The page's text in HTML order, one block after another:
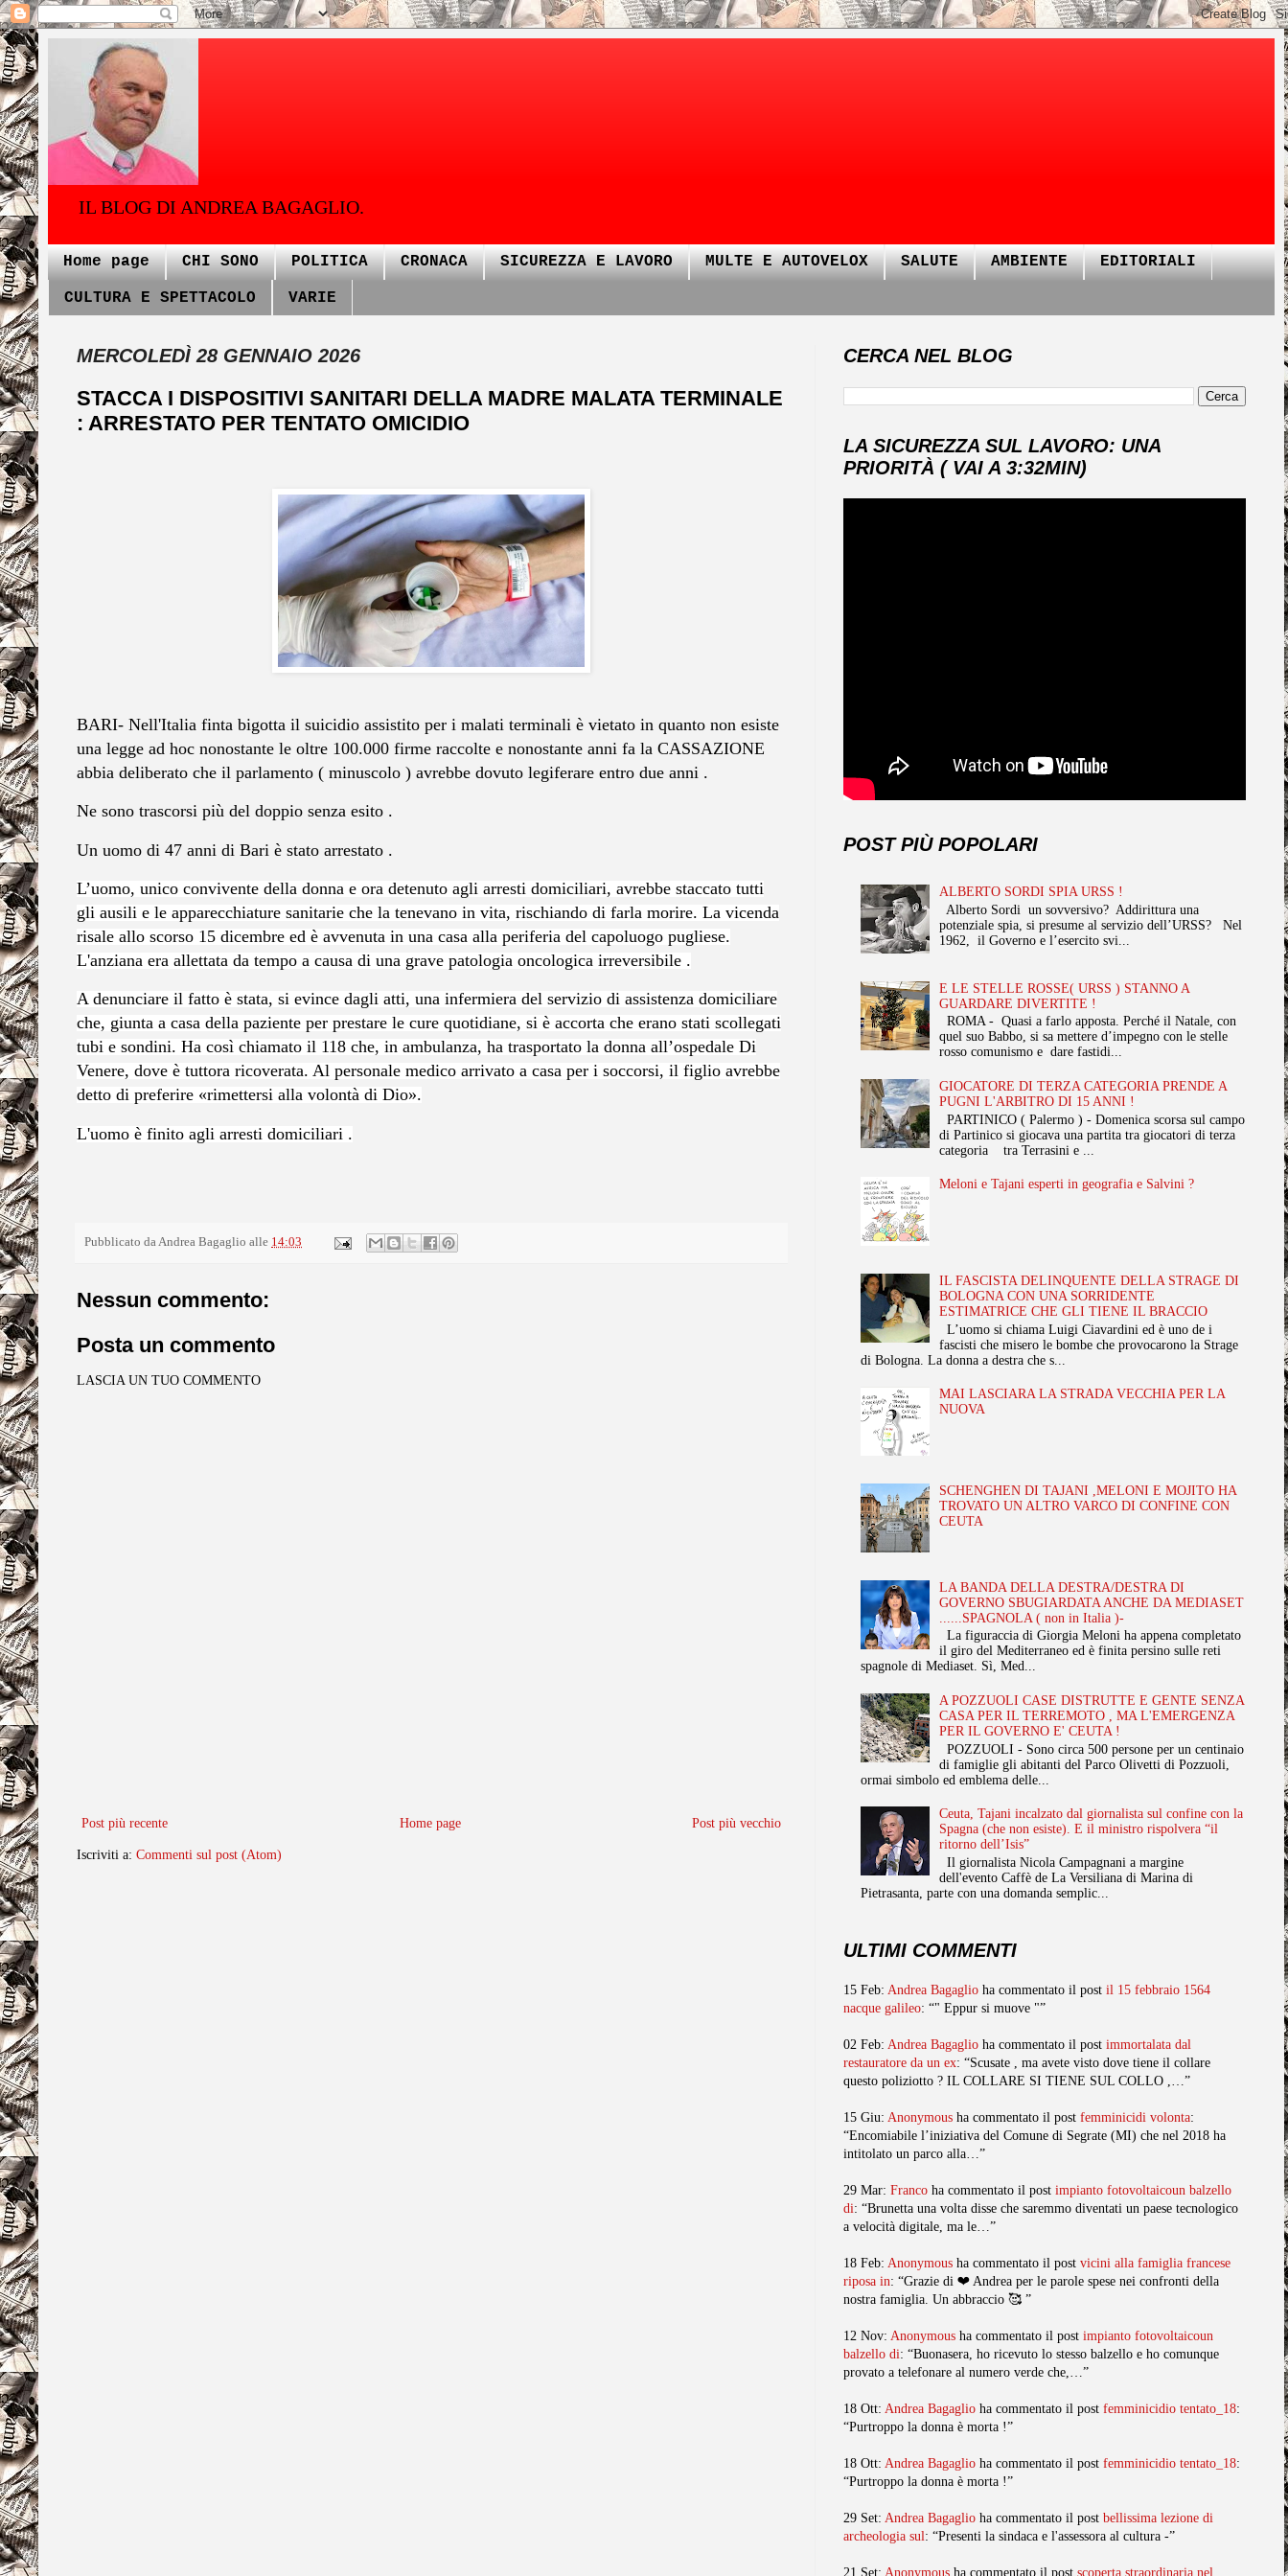
IL BLOG DI ANDREA BAGAGLIO.
Home page CHI SONO POLITICA CRONACA SICUREZZA E LAVORO MULTE E AUTOVELOX SALUTE AMBIENTE EDITORIALI
CULTURA E SPETTACOLO VARIE
MERCOLEDÌ 28 GENNAIO 2026
STACCA I DISPOSITIVI SANITARI DELLA MADRE MALATA TERMINALE
: ARRESTATO PER TENTATO OMICIDIO
BARI- Nell'Italia finta bigotta il suicidio assistito per i malati terminali è vietato in quanto non esiste
una legge ad hoc nonostante le oltre 100.000 firme raccolte e nonostante anni fa la CASSAZIONE
abbia deliberato che il parlamento ( minuscolo ) avrebbe dovuto legiferare entro due anni .
Ne sono trascorsi più del doppio senza esito .
Un uomo di 47 anni di Bari è stato arrestato .
L’uomo, unico convivente della donna e ora detenuto agli arresti domiciliari, avrebbe staccato tutti
gli ausili e le apparecchiature sanitarie che la tenevano in vita, rischiando di farla morire. La vicenda
risale allo scorso 15 dicembre ed è avvenuta in una casa alla periferia del capoluogo pugliese.
L'anziana era allettata da tempo a causa di una grave patologia oncologica irreversibile .
A denunciare il fatto è stata, si evince dagli atti, una infermiera del servizio di assistenza domiciliare
che, giunta a casa della paziente per prestare le cure quotidiane, si è accorta che erano stati scollegati
tubi e sondini. Ha così chiamato il 118 che, in ambulanza, ha trasportato la donna all’ospedale Di
Venere, dove è tuttora ricoverata. Al personale medico arrivato a casa per i soccorsi, il figlio avrebbe
detto di preferire «rimettersi alla volontà di Dio».
L'uomo è finito agli arresti domiciliari .
Pubblicato daAndrea Bagaglio alle 14:03
Nessun commento:
Posta un commento
LASCIA UN TUO COMMENTO
Post più recente Post più vecchio
Home page
Iscriviti a: Commenti sul post (Atom)
CERCA NEL BLOG
LA SICUREZZA SUL LAVORO: UNA
PRIORITÀ ( VAI A 3:32MIN)
POST PIÙ POPOLARI
ALBERTO SORDI SPIA URSS !
Alberto Sordi un sovversivo? Addirittura una
potenziale spia, si presume al servizio dell’URSS? Nel
1962, il Governo e l’esercito svi...
E LE STELLE ROSSE( URSS ) STANNO A
GUARDARE DIVERTITE !
ROMA - Quasi a farlo apposta. Perché il Natale, con
quel suo Babbo, si sa mettere d’impegno con le stelle
rosso comunismo e dare fastidi...
GIOCATORE DI TERZA CATEGORIA PRENDE A
PUGNI L'ARBITRO DI 15 ANNI !
PARTINICO ( Palermo ) - Domenica scorsa sul campo
di Partinico si giocava una partita tra giocatori di terza
categoria tra Terrasini e ...
Meloni e Tajani esperti in geografia e Salvini ?
IL FASCISTA DELINQUENTE DELLA STRAGE DI
BOLOGNA CON UNA SORRIDENTE
ESTIMATRICE CHE GLI TIENE IL BRACCIO
L’uomo si chiama Luigi Ciavardini ed è uno de i
fascisti che misero le bombe che provocarono la Strage
di Bologna. La donna a destra che s...
MAI LASCIARA LA STRADA VECCHIA PER LA
NUOVA
SCHENGHEN DI TAJANI ,MELONI E MOJITO HA
TROVATO UN ALTRO VARCO DI CONFINE CON
CEUTA
LA BANDA DELLA DESTRA/DESTRA DI
GOVERNO SBUGIARDATA ANCHE DA MEDIASET
......SPAGNOLA ( non in Italia )-
La figuraccia di Giorgia Meloni ha appena completato
il giro del Mediterraneo ed è finita persino sulle reti
spagnole di Mediaset. Sì, Med...
A POZZUOLI CASE DISTRUTTE E GENTE SENZA
CASA PER IL TERREMOTO , MA L'EMERGENZA
PER IL GOVERNO E' CEUTA !
POZZUOLI - Sono circa 500 persone per un centinaio
di famiglie gli abitanti del Parco Olivetti di Pozzuoli,
ormai simbolo ed emblema delle...
Ceuta, Tajani incalzato dal giornalista sul confine con la
Spagna (che non esiste). E il ministro rispolvera “il
ritorno dell’Isis”
Il giornalista Nicola Campagnani a margine
dell'evento Caffè de La Versiliana di Marina di
Pietrasanta, parte con una domanda semplic...
ULTIMI COMMENTI
15 Feb: Andrea Bagaglio ha commentato il post il 15 febbraio 1564
nacque galileo: “" Eppur si muove "”
02 Feb: Andrea Bagaglio ha commentato il post immortalata dal
restauratore da un ex: “Scusate , ma avete visto dove tiene il collare
questo poliziotto ? IL COLLARE SI TIENE SUL COLLO ,…”
15 Giu: Anonymous ha commentato il post femminicidi volonta:
“Encomiabile l’iniziativa del Comune di Segrate (MI) che nel 2018 ha
intitolato un parco alla…”
29 Mar: Franco ha commentato il post impianto fotovoltaicoun balzello
di: “Brunetta una volta disse che saremmo diventati un paese tecnologico
a velocità digitale, ma le…”
18 Feb: Anonymous ha commentato il post vicini alla famiglia francese
riposa in: “Grazie di ❤️ Andrea per le parole spese nei confronti della
nostra famiglia. Un abbraccio 🥰 ”
12 Nov: Anonymous ha commentato il post impianto fotovoltaicoun
balzello di: “Buonasera, ho ricevuto lo stesso balzello e ho comunque
provato a telefonare al numero verde che,…”
18 Ott: Andrea Bagaglio ha commentato il post femminicidio tentato_18:
“Purtroppo la donna è morta !”
18 Ott: Andrea Bagaglio ha commentato il post femminicidio tentato_18:
“Purtroppo la donna è morta !”
29 Set: Andrea Bagaglio ha commentato il post bellissima lezione di
archeologia sul : “Presenti la sindaca e l'assessora al cultura -”
21 Set: Anonymous ha commentato il post scoperta straordinaria nel